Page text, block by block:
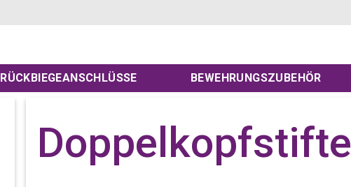
RÜCKBIEGEANSCHLÜSSE BEWEHRUNGSZUBEHÖR
Doppelkopfstifte